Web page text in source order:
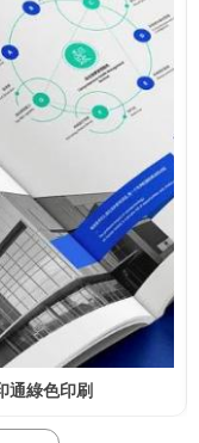
通綠色印刷